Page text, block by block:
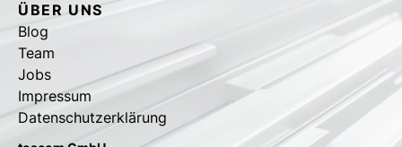
ÜBER UNS
Blog
Team
Jobs
Impressum
Datenschutzerklärung